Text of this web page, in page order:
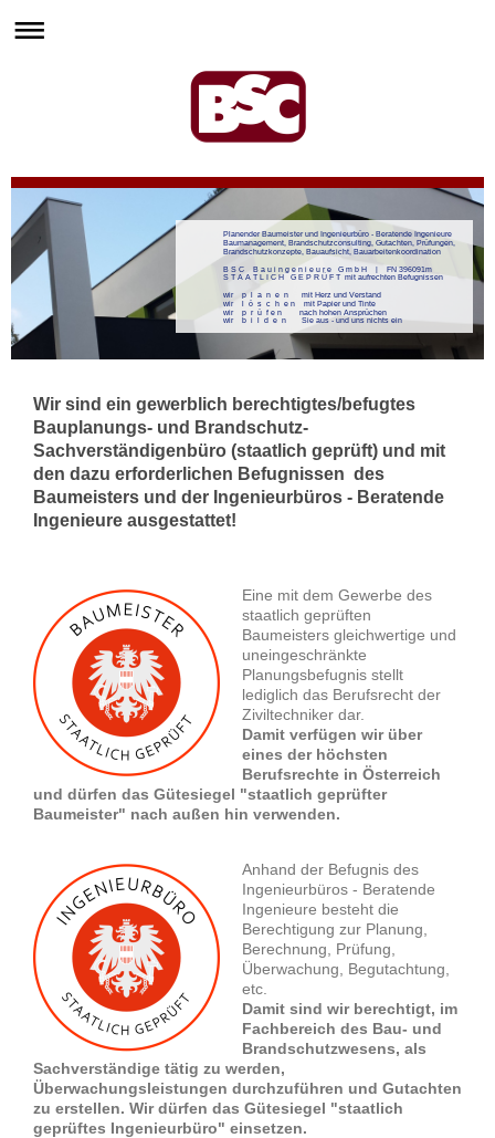
Planender Baumeister und Ingenieurbüro - Beratende Ingenieure
Baumanagement, Brandschutzconsulting, Gutachten, Prüfungen,
Brandschutzkonzepte, Bauaufsicht, Bauarbeitenkoordination
B S C B a u i n g e n i e u r e G m b H | FN 396091m
S T A A T L I C H G E P R Ü F T mit aufrechten Befugnissen
wir p l a n e n mit Herz und Verstand
wir l ö s c h e n mit Papier und Tinte
wir p r ü f e n nach hohen Ansprüchen
wir b i l d e n Sie aus - und uns nichts ein
Wir sind ein gewerblich berechtigtes/befugtes
Bauplanungs- und Brandschutz-
Sachverständigenbüro (staatlich geprüft) und mit
den dazu erforderlichen Befugnissen des
Baumeisters und der Ingenieurbüros - Beratende
Ingenieure ausgestattet!
Eine mit dem Gewerbe des
staatlich geprüften
Baumeisters gleichwertige und
uneingeschränkte
Planungsbefugnis stellt
lediglich das Berufsrecht der
Ziviltechniker dar.
Damit verfügen wir über
eines der höchsten
Berufsrechte in Österreich
und dürfen das Gütesiegel "staatlich geprüfter
Baumeister" nach außen hin verwenden.
Anhand der Befugnis des
Ingenieurbüros - Beratende
Ingenieure besteht die
Berechtigung zur Planung,
Berechnung, Prüfung,
Überwachung, Begutachtung,
etc.
Damit sind wir berechtigt, im
Fachbereich des Bau- und
Brandschutzwesens, als
Sachverständige tätig zu werden,
Überwachungsleistungen durchzuführen und Gutachten
zu erstellen. Wir dürfen das Gütesiegel "staatlich
geprüftes Ingenieurbüro" einsetzen.